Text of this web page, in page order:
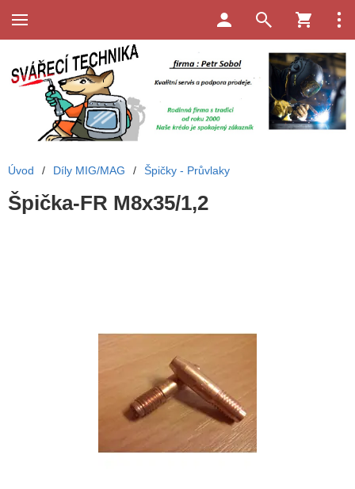
Úvod / Díly MIG/MAG / Špičky - Průvlaky
Špička-FR M8x35/1,2